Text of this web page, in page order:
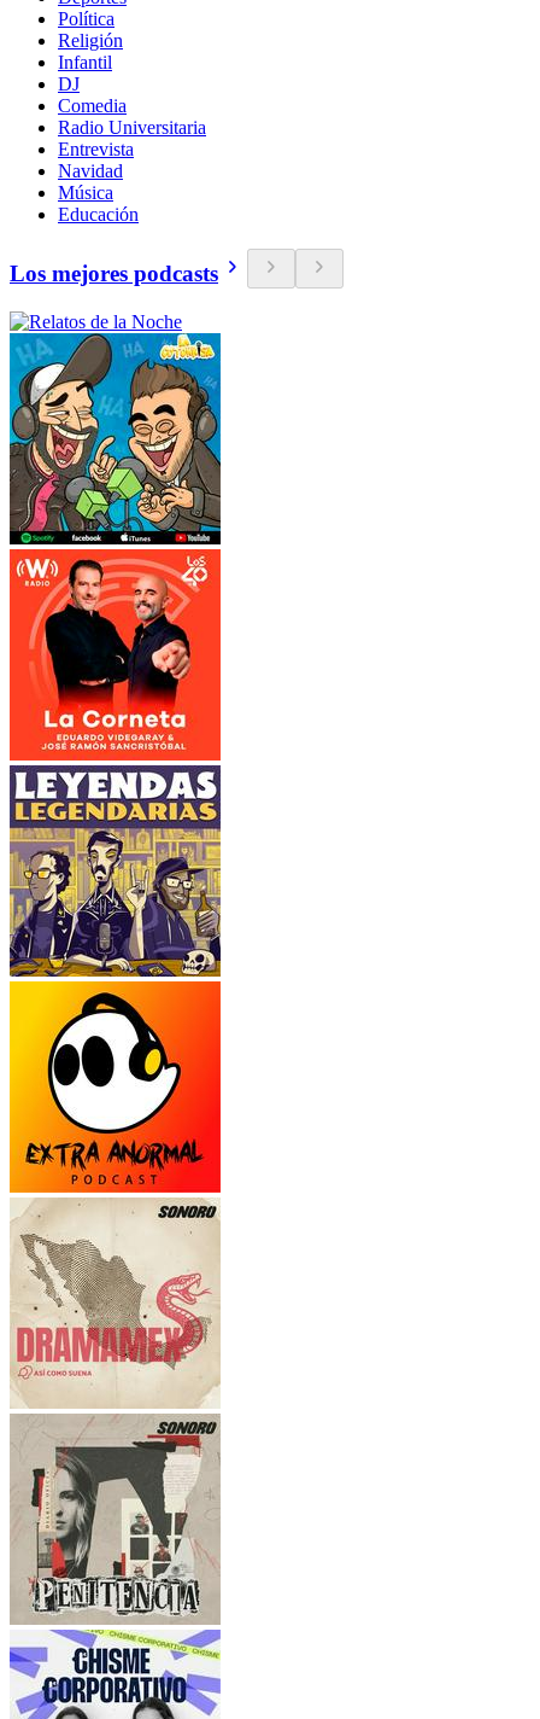
Política
Religión
Infantil
DJ
Comedia
Radio Universitaria
Entrevista
Navidad
Música
Educación
Los mejores podcasts